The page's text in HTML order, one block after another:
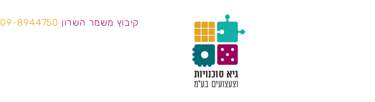
קיבוץ משמר השרון 09-8944750